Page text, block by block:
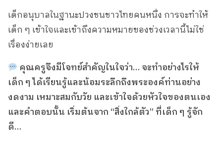
เด็กอนุบาลในฐานะปวงชนชาวไทยคนหนึ่ง การจะทำให้
เด็ก ๆ เข้าใจและเข้าถึงความหมายของช่วงเวลานี้ไม่ใช่
เรื่องง่ายเลย
คุณครูจึงมีโจทย์สำคัญในใจว่า… จะทำอย่างไรให้
เด็ก ๆ ได้เรียนรู้และน้อมระลึกถึงพระองค์ท่านอย่าง
งดงาม เหมาะสมกับวัย และเข้าใจด้วยหัวใจของตนเอง
และคำตอบนั้น เริ่มต้นจาก “สิ่งใกล้ตัว” ที่เด็ก ๆ รู้จัก
ดี…